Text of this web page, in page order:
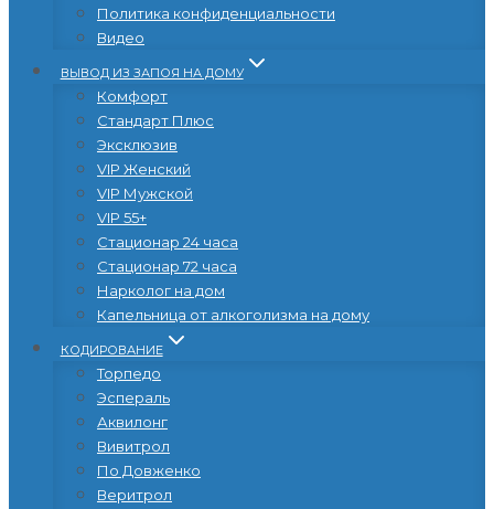
Политика конфиденциальности
Видео
ВЫВОД ИЗ ЗАПОЯ НА ДОМУ
Комфорт
Стандарт Плюс
Эксклюзив
VIP Женский
VIP Мужской
VIP 55+
Стационар 24 часа
Стационар 72 часа
Нарколог на дом
Капельница от алкоголизма на дому
КОДИРОВАНИЕ
Торпедо
Эспераль
Аквилонг
Вивитрол
По Довженко
Веритрол